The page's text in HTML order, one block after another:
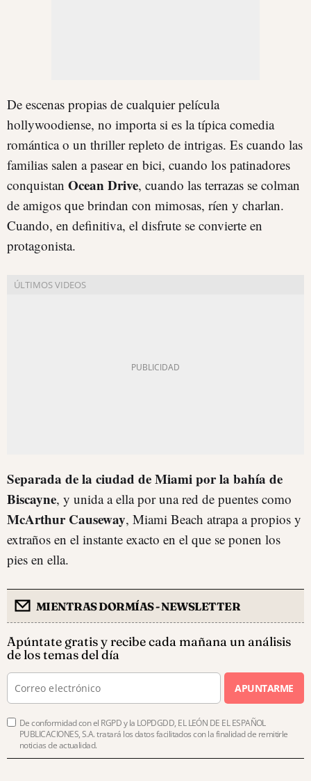
De escenas propias de cualquier película
hollywoodiense, no importa si es la típica comedia
romántica o un thriller repleto de intrigas. Es cuando las
familias salen a pasear en bici, cuando los patinadores
conquistan Ocean Drive, cuando las terrazas se colman
de amigos que brindan con mimosas, ríen y charlan.
Cuando, en definitiva, el disfrute se convierte en
protagonista.
Separada de la ciudad de Miami por la bahía de
Biscayne, y unida a ella por una red de puentes como
McArthur Causeway, Miami Beach atrapa a propios y
extraños en el instante exacto en el que se ponen los
pies en ella.
MIENTRAS DORMÍAS - NEWSLETTER
Apúntate gratis y recibe cada mañana un análisis
de los temas del día
APUNTARME
De conformidad con el RGPD y la LOPDGDD, EL LEÓN DE EL ESPAÑOL
PUBLICACIONES, S.A. tratará los datos facilitados con la finalidad de remitirle
noticias de actualidad.